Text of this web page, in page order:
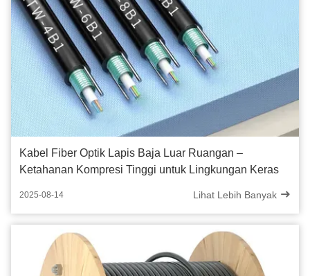
Kabel Fiber Optik Lapis Baja Luar Ruangan –
Ketahanan Kompresi Tinggi untuk Lingkungan Keras
2025-08-14 Lihat Lebih Banyak